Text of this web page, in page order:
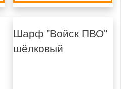
Шарф "Войск ПВО"
шёлковый